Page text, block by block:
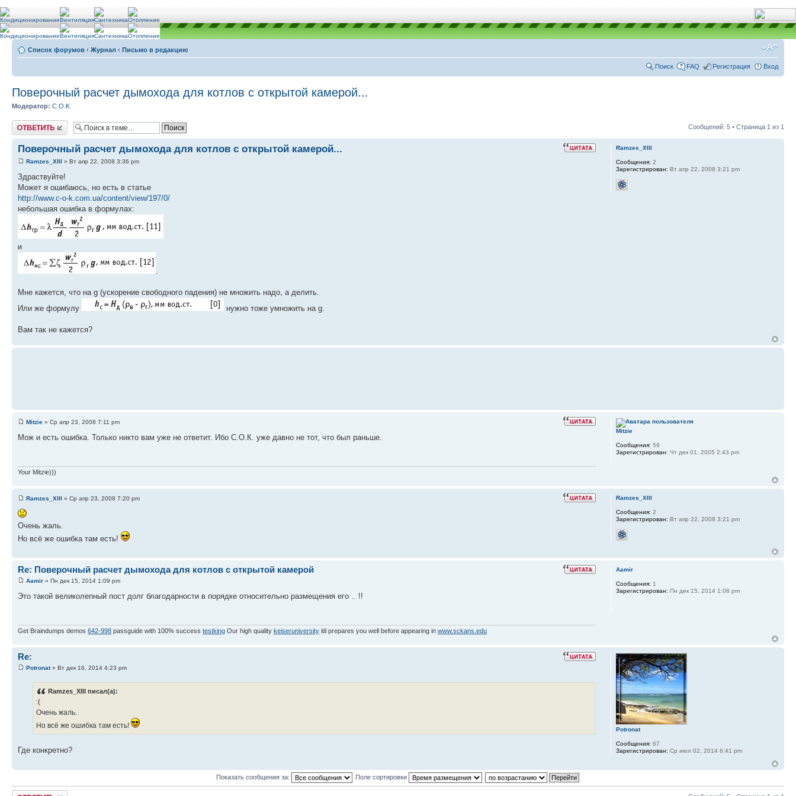
Список форумов ‹ Журнал ‹ Письмо в редакцию
Поиск FAQ Регистрация Вход
Поверочный расчет дымохода для котлов с открытой камерой...
Модератор: С.О.К.
Ответить Сообщений: 5 • Страница 1 из 1
Поверочный расчет дымохода для котлов с открытой камерой...
Ramzes_XIII » Вт апр 22, 2008 3:36 pm
Здраствуйте!
Может я ошибаюсь, но есть в статье
http://www.c-o-k.com.ua/content/view/197/0/
небольшая ошибка в формулах:
и
Мне кажется, что на g (ускорение свободного падения) не множить надо, а делить.
Или же формулу
нужно тоже умножить на g.
Вам так не кажется?
Ramzes_XIII
Сообщения: 2
Зарегистрирован: Вт апр 22, 2008 3:21 pm
Mitzie » Ср апр 23, 2008 7:11 pm
Мож и есть ошибка. Только никто вам уже не ответит. Ибо С.О.К. уже давно не тот, что был раньше.
Your Mitzie)))
Mitzie
Сообщения: 59
Зарегистрирован: Чт дек 01, 2005 2:43 pm
Ramzes_XIII » Ср апр 23, 2008 7:20 pm
Очень жаль.
Но всё же ошибка там есть!
Ramzes_XIII
Сообщения: 2
Зарегистрирован: Вт апр 22, 2008 3:21 pm
Re: Поверочный расчет дымохода для котлов с открытой камерой
Aamir » Пн дек 15, 2014 1:09 pm
Это такой великолепный пост долг благодарности в порядке относительно размещения его .. !!
Get Braindumps demos 642-998 passguide with 100% success testking Our high quality keiseruniversity itil prepares you well before appearing in www.sckans.edu
Aamir
Сообщения: 1
Зарегистрирован: Пн дек 15, 2014 1:08 pm
Re:
Potronat» Вт дек 16, 2014 4:23 pm
Ramzes_XIII писал(а):
:(
Очень жаль.
Но всё же ошибка там есть!
Где конкретно?
Potronat
Сообщения: 67
Зарегистрирован: Ср июл 02, 2014 6:41 pm
Показать сообщения за: Поле сортировки
Ответить